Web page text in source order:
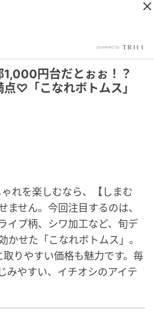
1,000円台だとぉぉ！？
♡「こなれボトムス」
れを楽しむなら、【しまむ
ません。今回注目するのは、
イプ柄、シワ加工など、旬デ
かせた「こなれボトムス」。
りやすい価格も魅力です。毎
みやすい、イチオシのアイテ